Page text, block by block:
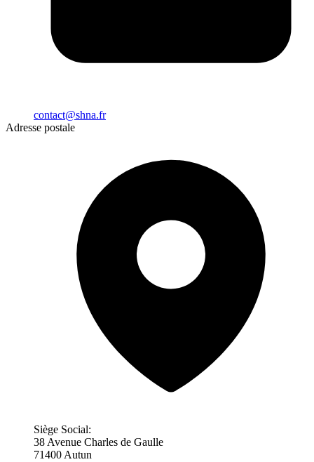
contact@shna.fr
Adresse postale
Siège Social:
38 Avenue Charles de Gaulle
71400 Autun